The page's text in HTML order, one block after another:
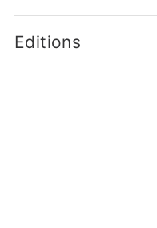
Editions